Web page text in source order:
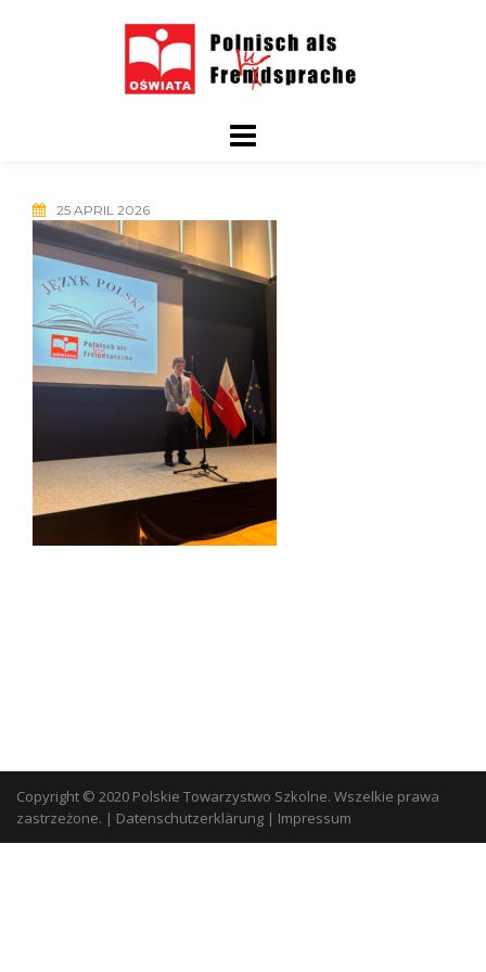
25 APRIL 2026
Copyright © 2020 Polskie Towarzystwo Szkolne. Wszelkie prawa
zastrzeżone. | Datenschutzerklärung | Impressum